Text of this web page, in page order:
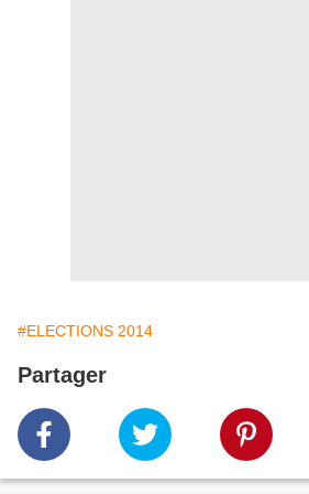
#ELECTIONS 2014
Partager